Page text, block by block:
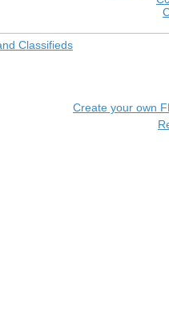
Classifieds
Create your own